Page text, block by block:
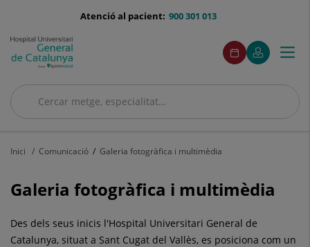
menu-
900 301 013
Atenció al pacient:
Cercar
Cercar
menuAcceso
Demaneu
cita
Aquest
enllaç
s'obrirà
una
El
meu
Aquest
enllaç
s'obrirà
una
finestra
Menú
Inici Comunicació Galeria fotogràfica i multimèdia
Galeria fotogràfica i multimèdia
Des dels seus inicis l'Hospital Universitari General de
Catalunya, situat a Sant Cugat del Vallès, es posiciona com un